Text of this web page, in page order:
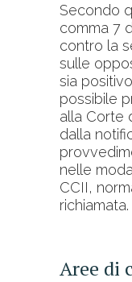
Secondo
comma 7
contro la
sulle
sia
possibile
alla Corte
dalla
nelle
CCII,
richiamata.
Aree di